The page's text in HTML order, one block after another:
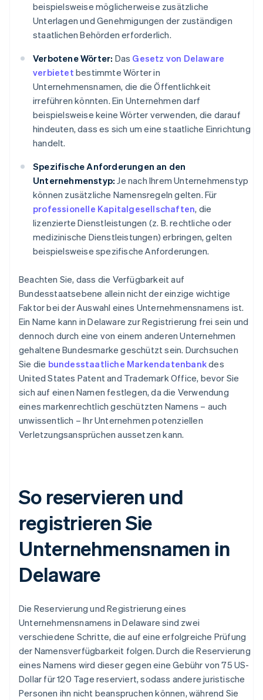
beispielsweise möglicherweise zusätzliche
Unterlagen und Genehmigungen der zuständigen
staatlichen Behörden erforderlich.
Verbotene Wörter: Das Gesetz von Delaware
verbietet bestimmte Wörter in
Unternehmensnamen, die die Öffentlichkeit
irreführen könnten. Ein Unternehmen darf
beispielsweise keine Wörter verwenden, die darauf
hindeuten, dass es sich um eine staatliche Einrichtung
handelt.
Spezifische Anforderungen an den
Unternehmenstyp: Je nach Ihrem Unternehmenstyp
können zusätzliche Namensregeln gelten. Für
professionelle Kapitalgesellschaften, die
lizenzierte Dienstleistungen (z. B. rechtliche oder
medizinische Dienstleistungen) erbringen, gelten
beispielsweise spezifische Anforderungen.
Beachten Sie, dass die Verfügbarkeit auf
Bundesstaatsebene allein nicht der einzige wichtige
Faktor bei der Auswahl eines Unternehmensnamens ist.
Ein Name kann in Delaware zur Registrierung frei sein und
dennoch durch eine von einem anderen Unternehmen
gehaltene Bundesmarke geschützt sein. Durchsuchen
Sie die bundesstaatliche Markendatenbankdes
United States Patent and Trademark Office, bevor Sie
sich auf einen Namen festlegen, da die Verwendung
eines markenrechtlich geschützten Namens – auch
unwissentlich – Ihr Unternehmen potenziellen
Verletzungsansprüchen aussetzen kann.
So reservieren und
registrieren Sie
Unternehmensnamen in
Delaware
Die Reservierung und Registrierung eines
Unternehmensnamens in Delaware sind zwei
verschiedene Schritte, die auf eine erfolgreiche Prüfung
der Namensverfügbarkeit folgen. Durch die Reservierung
eines Namens wird dieser gegen eine Gebühr von 75 US-
Dollar für 120 Tage reserviert, sodass andere juristische
Personen ihn nicht beanspruchen können, während Sie